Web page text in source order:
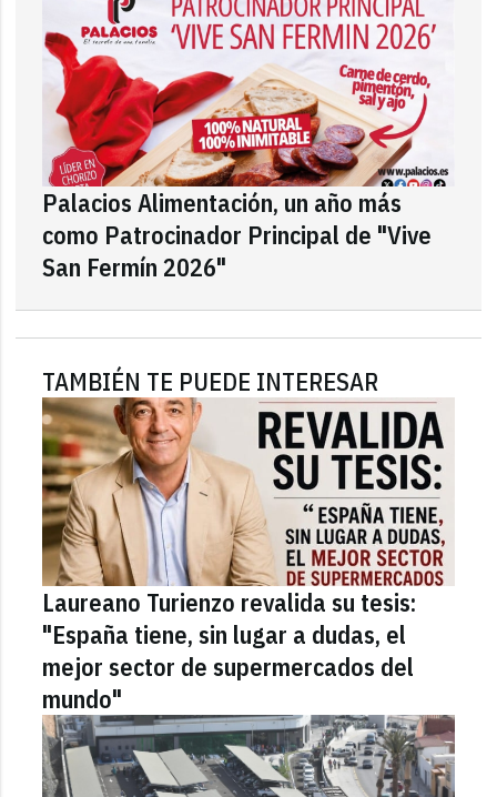
Palacios Alimentación, un año más
como Patrocinador Principal de "Vive
San Fermín 2026"
TAMBIÉN TE PUEDE INTERESAR
Laureano Turienzo revalida su tesis:
"España tiene, sin lugar a dudas, el
mejor sector de supermercados del
mundo"